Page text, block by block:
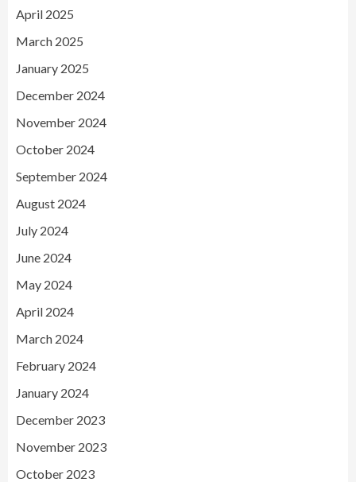
April 2025
March 2025
January 2025
December 2024
November 2024
October 2024
September 2024
August 2024
July 2024
June 2024
May 2024
April 2024
March 2024
February 2024
January 2024
December 2023
November 2023
October 2023